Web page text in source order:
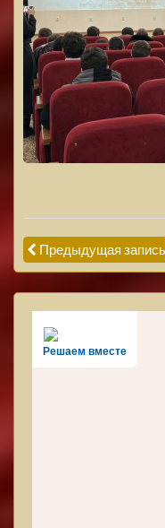
Предыдущая запись
Решаем вместе